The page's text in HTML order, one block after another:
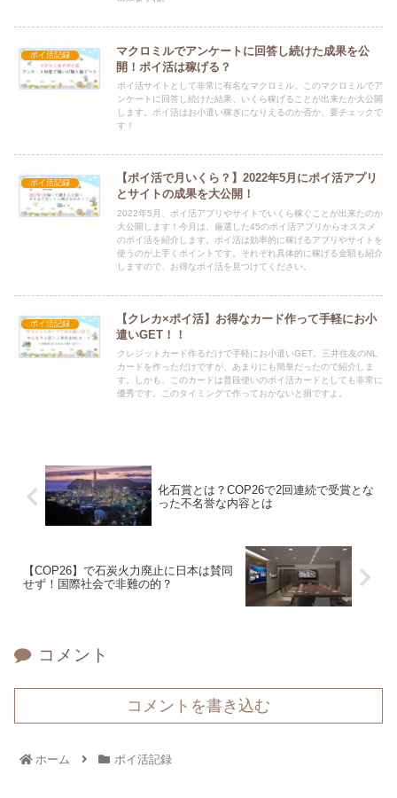
ポイ活記録
マクロミルでアンケートに回答し続けた成果を公
開！ポイ活は稼げる？
ポイ活サイトとして非常に有名なマクロミル。このマクロミルでア
ンケートに回答し続けた結果、いくら稼げることが出来たか大公開
します。ポイ活はお小遣い稼ぎになりえるのか否か、要チェックで
す！
ポイ活記録
【ポイ活で月いくら？】2022年5月にポイ活アプリ
とサイトの成果を大公開！
2022年5月、ポイ活アプリやサイトでいくら稼ぐことが出来たのか
大公開します！今月は、厳選した45のポイ活アプリからオススメ
のポイ活を紹介します。ポイ活は効率的に稼げるアプリやサイトを
使うのが上手くポイントです。それぞれ具体的に稼げる金額も紹介
しますので、お得なポイ活を見つけてください。
ポイ活記録
【クレカ×ポイ活】お得なカード作って手軽にお小
遣いGET！！
クレジットカード作るだけで手軽にお小遣いGET。三井住友のNL
カードを作っただけですが、あまりにも簡単だったので紹介しま
す。しかも、このカードは普段使いのポイ活カードとしても非常に
優秀です。このタイミングで作っておかないと損ですよ。
化石賞とは？COP26で2回連続で受賞とな
った不名誉な内容とは
【COP26】で石炭火力廃止に日本は賛同
せず！国際社会で非難の的？
コメント
コメントを書き込む
ホーム ポイ活記録